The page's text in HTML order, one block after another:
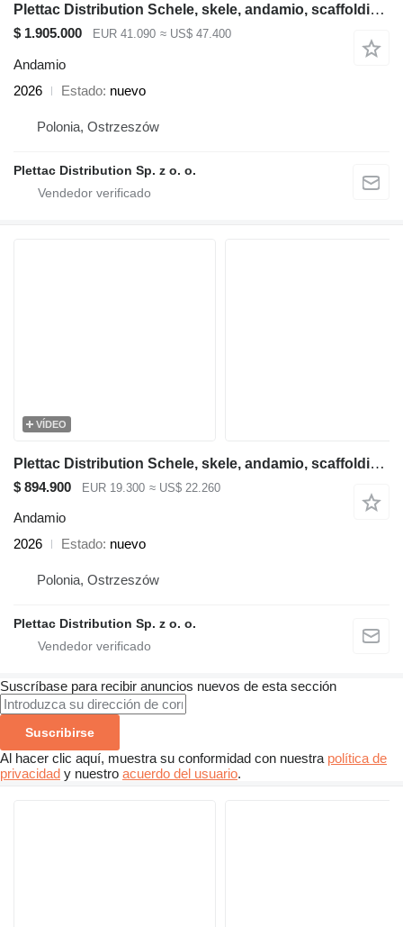
Plettac Distribution Schele, skele, andamio, scaffolding, pastoliai, tellingud, Ruszt
$ 1.905.000 EUR 41.090 ≈ US$ 47.400
Andamio
2026
Estado nuevo
Polonia, Ostrzeszów
Plettac Distribution Sp. z o. o.
VÍDEO
Plettac Distribution Schele, skele, andamio, scaffolding, pastoliai, tellingud, Steel
$ 894.900 EUR 19.300 ≈ US$ 22.260
Andamio
2026
Estado nuevo
Polonia, Ostrzeszów
Plettac Distribution Sp. z o. o.
Suscríbase para recibir anuncios nuevos de esta sección
Suscribirse
Al hacer clic aquí, muestra su conformidad con nuestra política de
privacidad y nuestro acuerdo del usuario.